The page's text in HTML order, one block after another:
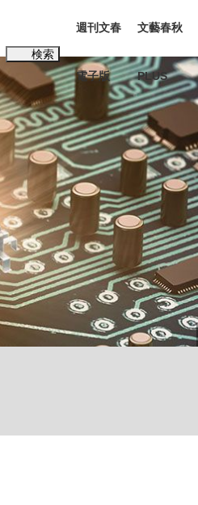
明かす...
検索
週刊文春
電子版
文藝春秋
PLUS